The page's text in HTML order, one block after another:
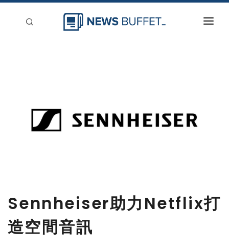
刊登
Sennheiser助力Netflix打
造空間音訊